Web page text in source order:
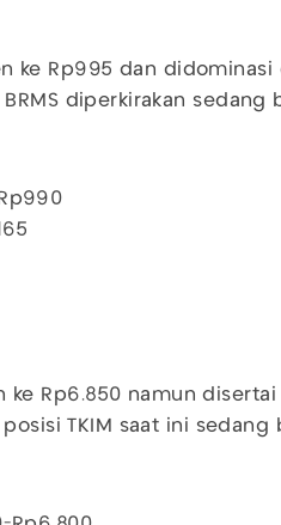
ke Rp995 dan
diperkirakan sedang
ke Rp6.850 namun
TKIM saat ini